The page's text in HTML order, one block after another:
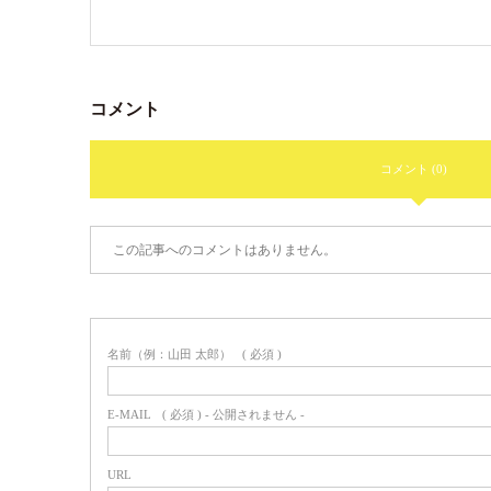
コメント
コメント (0)
この記事へのコメントはありません。
名前（例：山田 太郎） ( 必須 )
E-MAIL ( 必須 ) - 公開されません -
URL